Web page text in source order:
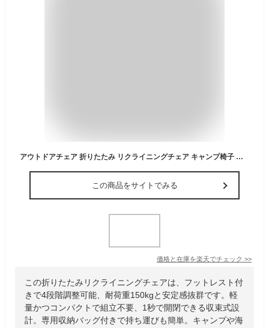
アウトドアチェア 折りたたみ リクライニングチェア キャンプ椅子 フットレスト付き 耐荷重150kg チェア 4段階 軽量 コンパクト 組立不要 1秒開閉 収束式 収納バッグ付き 山登り運動会 お釣り キャンプ バーベキュー 公園ランチ レジャー 海水浴 ビーチ用 送料無料
この商品をサイトでみる
価格と在庫を楽天でチェック >>
この折りたたみリクライニングチェアは、フットレスト付
きで4段階調整可能、耐荷重150kgと安定感抜群です。軽
量かつコンパクトで組立不要、1秒で開閉できる収束式設
計。専用収納バッグ付きで持ち運びも簡単。キャンプや海